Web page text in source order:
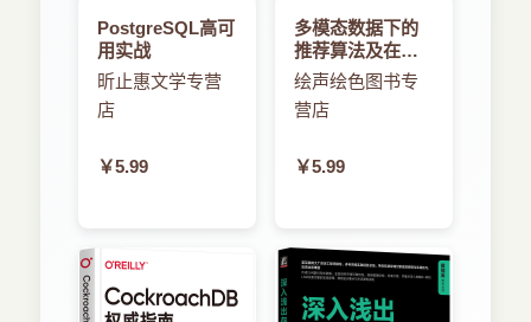
PostgreSQL高可
用实战
昕止惠文学专营
店
￥5.99
多模态数据下的
推荐算法及在线
行为研究
绘声绘色图书专
营店
￥5.99